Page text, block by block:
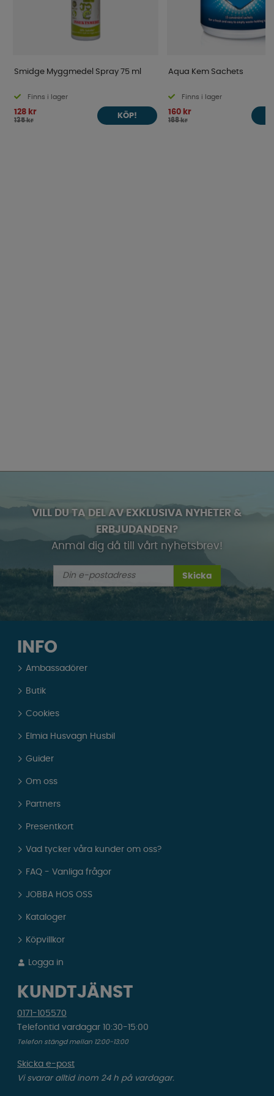
Smidge Myggmedel Spray 75 ml
Finns i lager
128 kr
135 kr
KÖP!
Aqua Kem Sachets
Finns i lager
160 kr
168 kr
VILL DU TA DEL AV EXKLUSIVA NYHETER &
ERBJUDANDEN?
Anmäl dig då till vårt nyhetsbrev!
Skicka
INFO
Ambassadörer
Butik
Cookies
Elmia Husvagn Husbil
Guider
Om oss
Partners
Presentkort
Vad tycker våra kunder om oss?
FAQ - Vanliga frågor
JOBBA HOS OSS
Kataloger
Köpvillkor
Logga in
KUNDTJÄNST
0171-105570
Telefontid vardagar 10:30-15:00
Telefon stängd mellan 12:00-13:00
Skicka e-post
Vi svarar alltid inom 24 h på vardagar.